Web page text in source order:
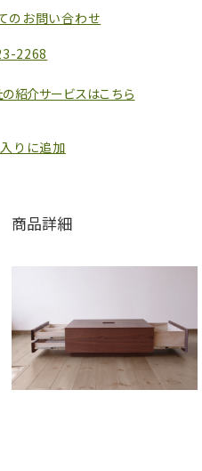
のお問い合わせ
2268
紹介サービスはこちら
りに追加
商品詳細